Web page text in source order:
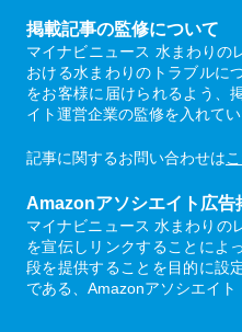
掲載記事の監修について
マイナビニュース 水まわりの
おける水まわりのトラブルに
をお客様に届けられるよう、
イト運営企業の監修を入れてい
記事に関するお問い合わせは
Amazonアソシエイト広告
マイナビニュース 水まわりの
を宣伝しリンクすることによ
段を提供することを目的に設
である、Amazonアソシエイト